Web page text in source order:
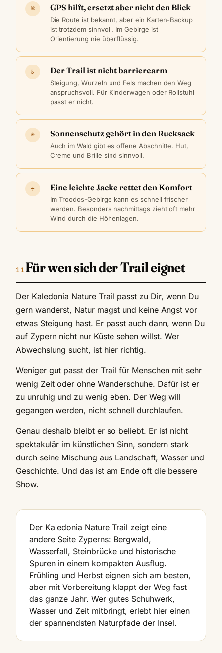
⌘ GPS hilft, ersetzt aber nicht den Blick
Die Route ist bekannt, aber ein Karten-Backup
ist trotzdem sinnvoll. Im Gebirge ist
Orientierung nie überflüssig.
♿ Der Trail ist nicht barrierearm
Steigung, Wurzeln und Fels machen den Weg
anspruchsvoll. Für Kinderwagen oder Rollstuhl
passt er nicht.
☀ Sonnenschutz gehört in den Rucksack
Auch im Wald gibt es offene Abschnitte. Hut,
Creme und Brille sind sinnvoll.
☂ Eine leichte Jacke rettet den Komfort
Im Troodos-Gebirge kann es schnell frischer
werden. Besonders nachmittags zieht oft mehr
Wind durch die Höhenlagen.
Für wen sich der Trail eignet
Der Kaledonia Nature Trail passt zu Dir, wenn Du
gern wanderst, Natur magst und keine Angst vor
etwas Steigung hast. Er passt auch dann, wenn Du
auf Zypern nicht nur Küste sehen willst. Wer
Abwechslung sucht, ist hier richtig.
Weniger gut passt der Trail für Menschen mit sehr
wenig Zeit oder ohne Wanderschuhe. Dafür ist er
zu unruhig und zu wenig eben. Der Weg will
gegangen werden, nicht schnell durchlaufen.
Genau deshalb bleibt er so beliebt. Er ist nicht
spektakulär im künstlichen Sinn, sondern stark
durch seine Mischung aus Landschaft, Wasser und
Geschichte. Und das ist am Ende oft die bessere
Show.
Der Kaledonia Nature Trail zeigt eine
andere Seite Zyperns: Bergwald,
Wasserfall, Steinbrücke und historische
Spuren in einem kompakten Ausflug.
Frühling und Herbst eignen sich am besten,
aber mit Vorbereitung klappt der Weg fast
das ganze Jahr. Wer gutes Schuhwerk,
Wasser und Zeit mitbringt, erlebt hier einen
der spannendsten Naturpfade der Insel.